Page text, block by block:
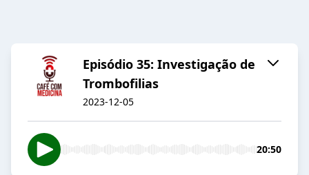
Episódio 35: Investigação de
Trombofilias
2023-12-05
20:50